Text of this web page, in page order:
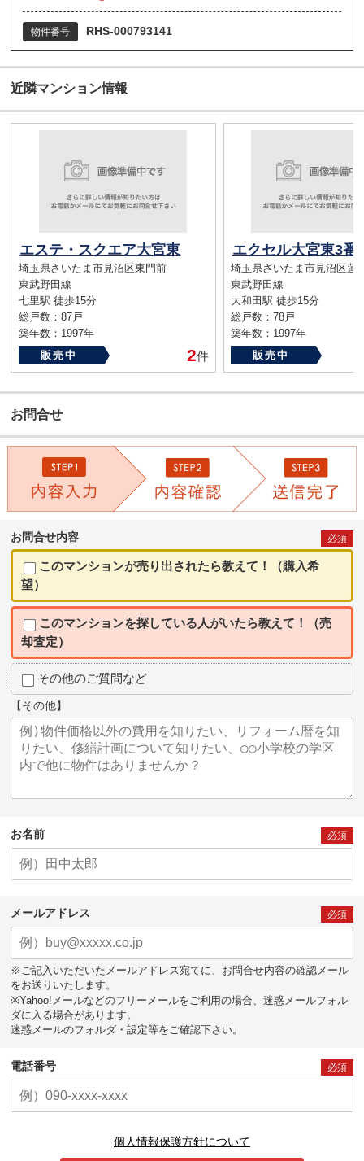
物件番号 RHS-000793141
近隣マンション情報
エステ・スクエア大宮東
埼玉県さいたま市見沼区東門前
東武野田線
七里駅 徒歩15分
総戸数：87戸
築年数：1997年
販売中
2件
エクセル大宮東3番
埼玉県さいたま市見沼区蓮
東武野田線
大和田駅 徒歩15分
総戸数：78戸
築年数：1997年
販売中
お問合せ
お問合せ内容 必須
このマンションが売り出されたら教えて！（購入希
望）
このマンションを探している人がいたら教えて！（売
却査定）
その他のご質問など
【その他】
お名前 必須
メールアドレス 必須
※ご記入いただいたメールアドレス宛てに、お問合せ内容の確認メール
をお送りいたします。
※Yahoo!メールなどのフリーメールをご利用の場合、迷惑メールフォル
ダに入る場合があります。
迷惑メールのフォルダ・設定等をご確認下さい。
電話番号 必須
個人情報保護方針について